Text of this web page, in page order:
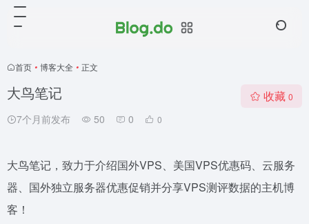
首页 • 博客大全 • 正文
大鸟笔记
7个月前发布 50 0 0
收藏 0
大鸟笔记，致力于介绍国外VPS、美国VPS优惠码、云服务
器、国外独立服务器优惠促销并分享VPS测评数据的主机博
客！